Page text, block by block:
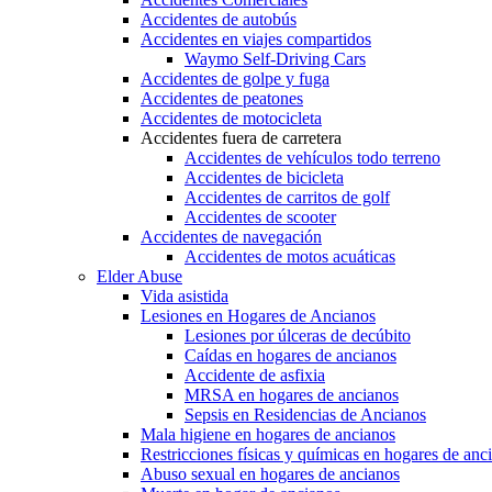
Accidentes de autobús
Accidentes en viajes compartidos
Waymo Self-Driving Cars
Accidentes de golpe y fuga
Accidentes de peatones
Accidentes de motocicleta
Accidentes fuera de carretera
Accidentes de vehículos todo terreno
Accidentes de bicicleta
Accidentes de carritos de golf
Accidentes de scooter
Accidentes de navegación
Accidentes de motos acuáticas
Elder Abuse
Vida asistida
Lesiones en Hogares de Ancianos
Lesiones por úlceras de decúbito
Caídas en hogares de ancianos
Accidente de asfixia
MRSA en hogares de ancianos
Sepsis en Residencias de Ancianos
Mala higiene en hogares de ancianos
Restricciones físicas y químicas en hogares de
Abuso sexual en hogares de ancianos